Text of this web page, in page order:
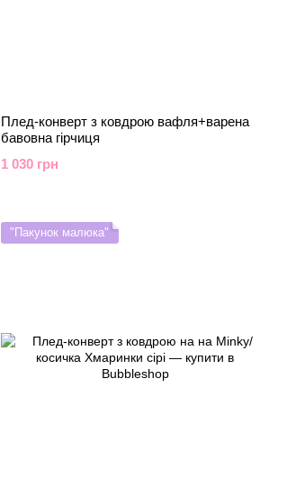
Плед-конверт з ковдрою вафля+варена
бавовна гірчиця
1 030 грн
"Пакунок малюка"